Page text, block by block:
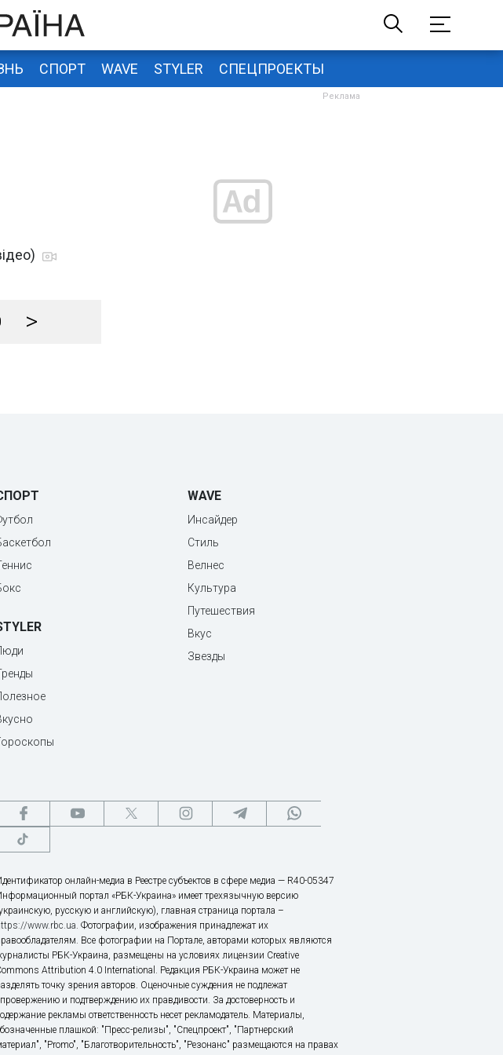
СПОРТ WAVE STYLER СПЕЦПРОЕКТЫ
>
WAVE
Инсайдер
Стиль
Велнес
Культура
Путешествия
Вкус
Звезды
онлайн-медиа в Реестре субъектов в сфере медиа — R40-05347
портал «РБК-Украина» имеет трехязычную версию
русскую и английскую), главная страница портала –
www.rbc.ua. Фотографии, изображения принадлежат их
Все фотографии на Портале, авторами которых являются
РБК-Украина, размещены на условиях лицензии Creative
Attribution 4.0 International. Редакция РБК-Украина может не
точку зрения авторов. Оценочные суждения не подлежат
и подтверждению их правдивости. За достоверность и
рекламы ответственность несет рекламодатель. Материалы,
плашкой: "Пресс-релизы", "Спецпроект", "Партнерский
"Promo", "Благотворительность", "Резонанс" размещаются на правах